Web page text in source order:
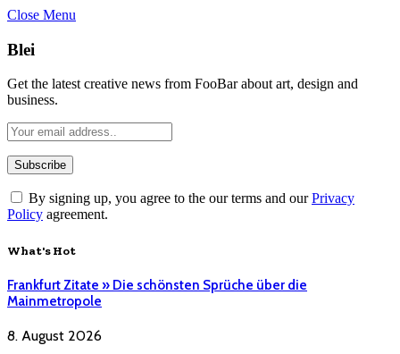
Close Menu
Blei
Get the latest creative news from FooBar about art, design and
business.
By signing up, you agree to the our terms and ourPrivacy
Policy agreement.
What's Hot
Frankfurt Zitate » Die schönsten Sprüche über die
Mainmetropole
8. August 2026